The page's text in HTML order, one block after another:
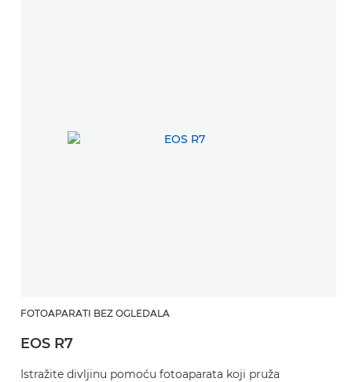
FOTOAPARATI BEZ OGLEDALA
EOS R7
Istražite divljinu pomoću fotoaparata koji pruža